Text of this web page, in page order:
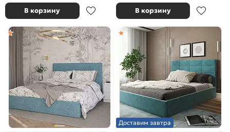
В корзину В корзину
Доставим завтра